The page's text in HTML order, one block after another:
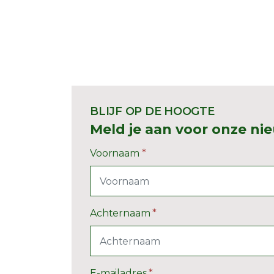
BLIJF OP DE HOOGTE
Meld je aan voor onze
Voornaam *
Achternaam*